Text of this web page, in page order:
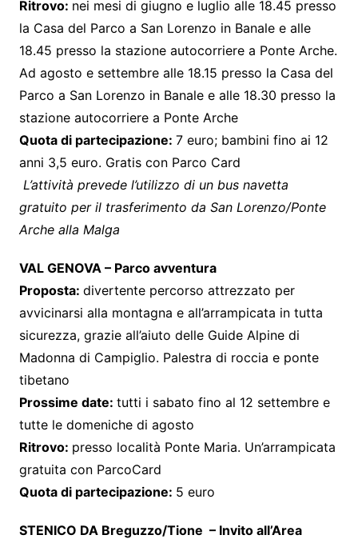
Ritrovo: nei mesi di giugno e luglio alle 18.45 presso
la Casa del Parco a San Lorenzo in Banale e alle
18.45 presso la stazione autocorriere a Ponte Arche.
Ad agosto e settembre alle 18.15 presso la Casa del
Parco a San Lorenzo in Banale e alle 18.30 presso la
stazione autocorriere a Ponte Arche
Quota di partecipazione: 7 euro; bambini fino ai 12
anni 3,5 euro. Gratis con Parco Card
L’attività prevede l’utilizzo di un bus navetta
gratuito per il trasferimento da San Lorenzo/Ponte
Arche alla Malga
VAL GENOVA – Parco avventura
Proposta: divertente percorso attrezzato per
avvicinarsi alla montagna e all’arrampicata in tutta
sicurezza, grazie all’aiuto delle Guide Alpine di
Madonna di Campiglio. Palestra di roccia e ponte
tibetano
Prossime date: tutti i sabato fino al 12 settembre e
tutte le domeniche di agosto
Ritrovo: presso località Ponte Maria. Un’arrampicata
gratuita con ParcoCard
Quota di partecipazione: 5 euro
STENICO DA Breguzzo/Tione – Invito all’Area